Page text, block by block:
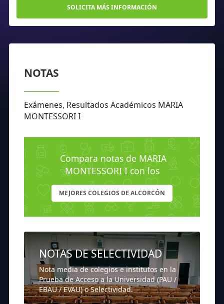
SOLICITA MÁS INFORMACIÓN
NOTAS
Exámenes, Resultados Académicos MARIA
MONTESSORI I
Compara notas de MARIA
MONTESSORI I con los
MEJORES COLEGIOS DE ALCORCÓN
NOTAS DE SELECTIVIDAD
Nota media de colegios e institutos en la
Prueba de Acceso a la Universidad (PAU /
EBAU / EVAU) o Selectividad.